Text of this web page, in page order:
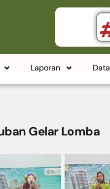
Laporan Data
Gelar Lomba